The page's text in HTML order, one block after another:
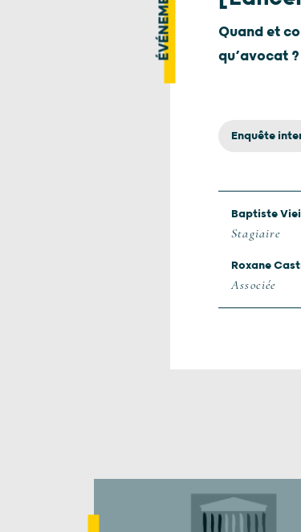
ÉVÉNEMENT
Quand et
qu’avocat
Enquête
Baptiste
Stagiaire
Roxane
Associée